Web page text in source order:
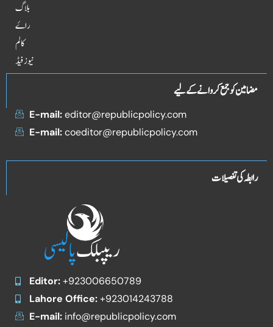
بلاگ
راۓ
کالم
نیوز فیڈ
مضامین کو جمع کروانے کے لیے
E-mail:editor@republicpolicy.com
E-mail:coeditor@republicpolicy.com
رابطہ کی تفصیلات
Editor:+923006650789
Lahore Office:+923014243788
E-mail:info@republicpolicy.com